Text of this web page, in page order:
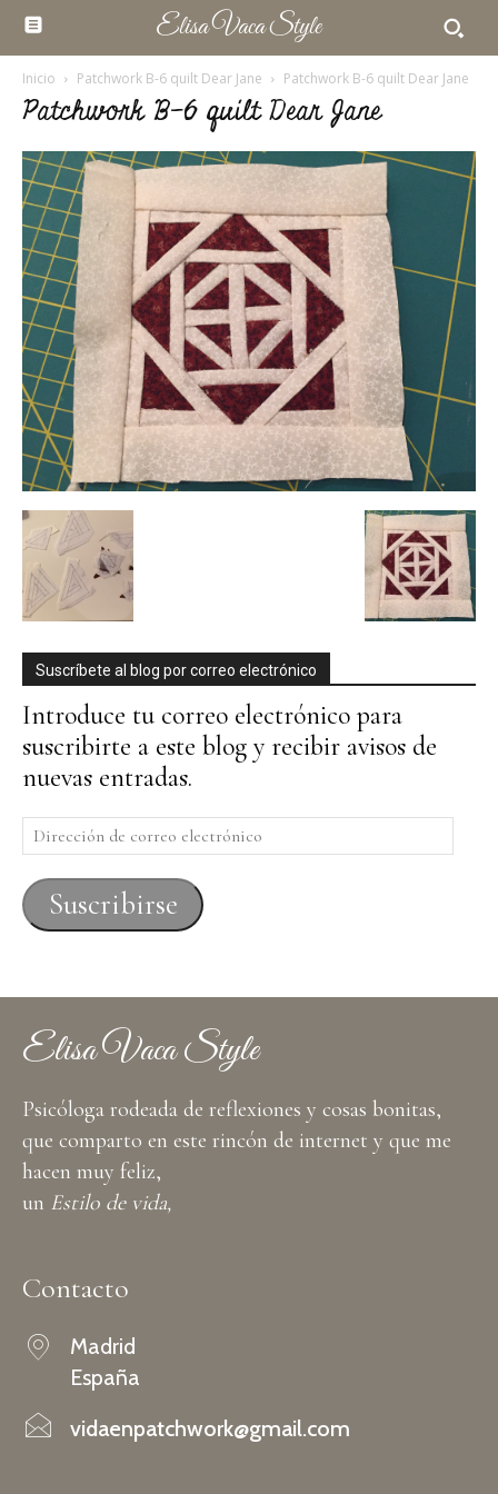
Elisa Vaca Style
Inicio Patchwork B-6 quilt Dear Jane Patchwork B-6 quilt Dear Jane
Patchwork B-6 quilt Dear Jane
Suscríbete al blog por correo electrónico
Introduce tu correo electrónico para
suscribirte a este blog y recibir avisos de
nuevas entradas.
Dirección
de
correo
electrónico
Suscribirse
Elisa Vaca Style
Psicóloga rodeada de reflexiones y cosas bonitas,
que comparto en este rincón de internet y que me
hacen muy feliz,
un Estilo de vida,
Contacto
Madrid
España
vidaenpatchwork@gmail.com